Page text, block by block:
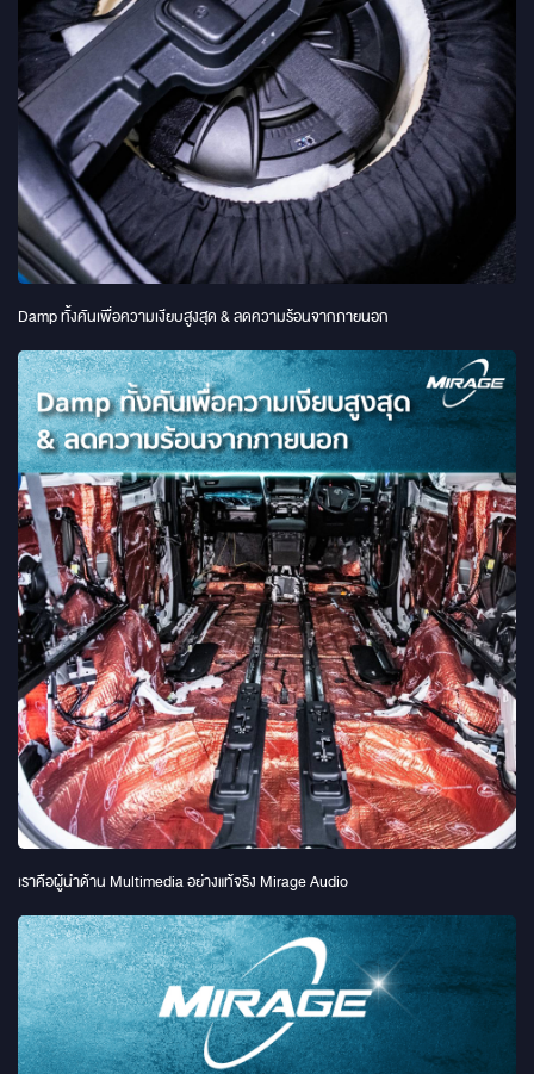
Damp ทั้งคันเพื่อความเงียบสูงสุด & ลดความร้อนจากภายนอก
เราคือผู้นำด้าน Multimedia อย่างแท้จริง Mirage Audio